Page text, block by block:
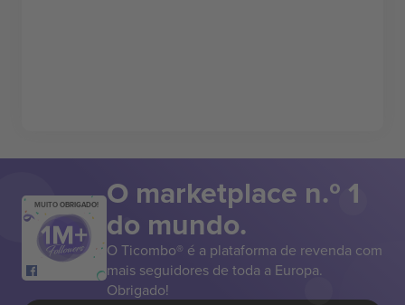
MUITO OBRIGADO! O marketplace n.º 1
do mundo.
O Ticombo® é a plataforma de revenda com
mais seguidores de toda a Europa.
Obrigado!